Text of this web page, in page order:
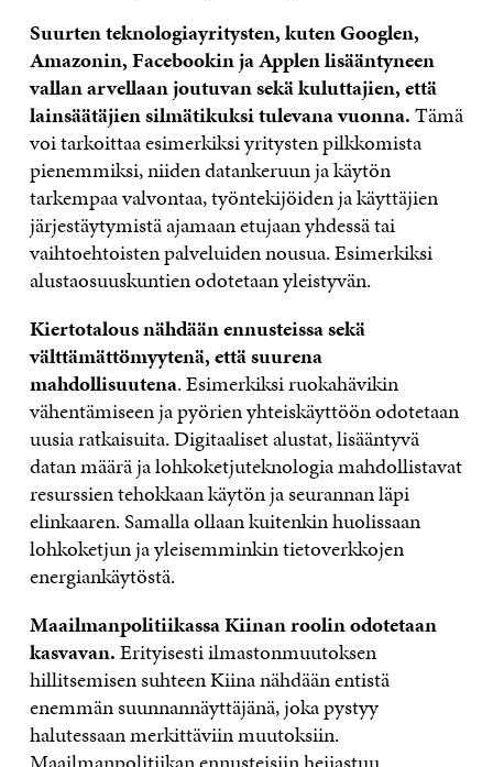
Suurten teknologiayritysten, kuten Googlen,
Amazonin, Facebookin ja Applen lisääntyneen
vallan arvellaan joutuvan sekä kuluttajien, että
lainsäätäjien silmätikuksi tulevana vuonna.Tämä
voi tarkoittaa esimerkiksi yritysten pilkkomista
pienemmiksi, niiden datankeruun ja käytön
tarkempaa valvontaa, työntekijöiden ja käyttäjien
järjestäytymistä ajamaan etujaan yhdessä tai
vaihtoehtoisten palveluiden nousua. Esimerkiksi
alustaosuuskuntien odotetaan yleistyvän.
Kiertotalous nähdään ennusteissa sekä
välttämättömyytenä, että suurena
mahdollisuutena. Esimerkiksi ruokahävikin
vähentämiseen ja pyörien yhteiskäyttöön odotetaan
uusia ratkaisuita. Digitaaliset alustat, lisääntyvä
datan määrä ja lohkoketjuteknologia mahdollistavat
resurssien tehokkaan käytön ja seurannan läpi
elinkaaren. Samalla ollaan kuitenkin huolissaan
lohkoketjun ja yleisemminkin tietoverkkojen
energiankäytöstä.
Maailmanpolitiikassa Kiinan roolin odotetaan
kasvavan.Erityisesti ilmastonmuutoksen
hillitsemisen suhteen Kiina nähdään entistä
enemmän suunnannäyttäjänä, joka pystyy
halutessaan merkittäviin muutoksiin.